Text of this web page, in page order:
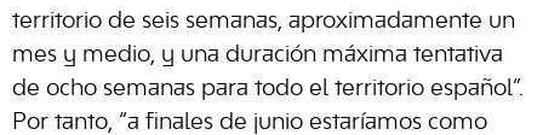
territorio de seis semanas, aproximadamente un
mes y medio, y una duración máxima tentativa
de ocho semanas para todo el territorio español”.
Por tanto, “a finales de junio estaríamos como